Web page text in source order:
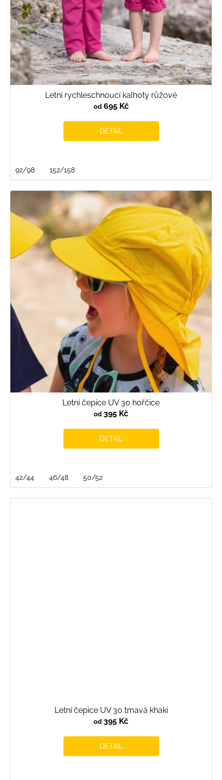
Letní rychleschnoucí kalhoty růžové
od695 Kč
DETAIL
92/98 152/158
Letní čepice UV 30 hořčice
od 395 Kč
DETAIL
42/44 46/48 50/52
Letní čepice UV 30 tmavá khaki
od 395 Kč
DETAIL